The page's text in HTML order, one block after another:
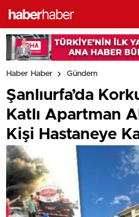
Haber Haber Gündem
Şanlıurfa’da
Katlı Apartman
Kişi Hastaneye